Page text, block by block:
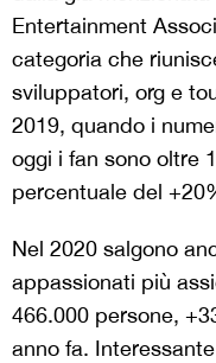
Entertainment
categoria che
sviluppatori, org e
2019, quando i
oggi i fan sono oltre
percentuale del
Nel 2020 salgono
appassionati più
466.000 persone,
anno fa.